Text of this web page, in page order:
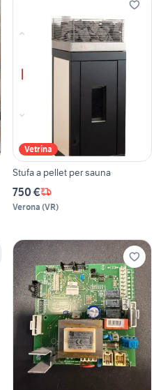
Vetrina
Stufa a pellet per sauna
750 €
Verona (VR)